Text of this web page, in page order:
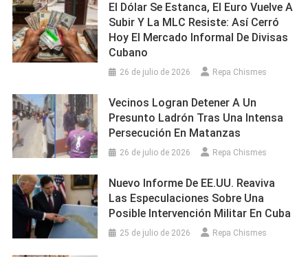
El Dólar Se Estanca, El Euro Vuelve A
Subir Y La MLC Resiste: Así Cerró
Hoy El Mercado Informal De Divisas
Cubano
26 de julio de 2026 Repa Chismes
Vecinos Logran Detener A Un
Presunto Ladrón Tras Una Intensa
Persecución En Matanzas
26 de julio de 2026 Repa Chismes
Nuevo Informe De EE.UU. Reaviva
Las Especulaciones Sobre Una
Posible Intervención Militar En Cuba
25 de julio de 2026 Repa Chismes